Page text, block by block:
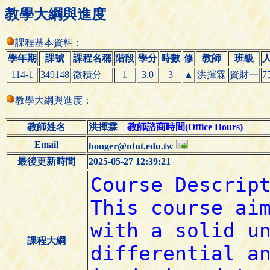
教學大綱與進度
課程基本資料：
學年期
課號 課程名稱 階段 學分 時數 修 教師 班級
114-1
349148 微積分 1 3.0 3 ▲ 洪揮霖 資財一
教學大綱與進度：
教師姓名 洪揮霖教師諮商時間(Office Hours)
Email
honger@ntut.edu.tw
最後更新時間
2025-05-27 12:39:21
課程大綱